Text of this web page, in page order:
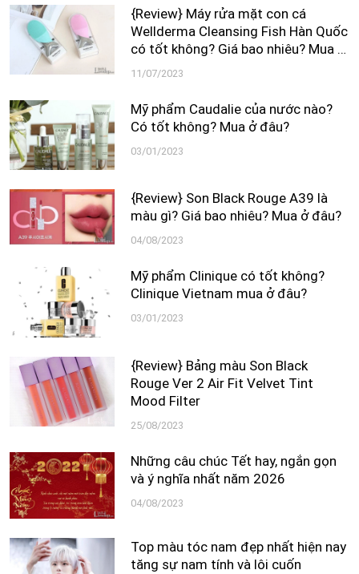
{Review} Máy rửa mặt con cá
Wellderma Cleansing Fish Hàn Quốc
có tốt không? Giá bao nhiêu? Mua ở
đâu chính hãng?
11/07/2023
Mỹ phẩm Caudalie của nước nào?
Có tốt không? Mua ở đâu?
03/01/2023
{Review} Son Black Rouge A39 là
màu gì? Giá bao nhiêu? Mua ở đâu?
04/08/2023
Mỹ phẩm Clinique có tốt không?
Clinique Vietnam mua ở đâu?
03/01/2023
{Review} Bảng màu Son Black
Rouge Ver 2 Air Fit Velvet Tint
Mood Filter
25/08/2023
Những câu chúc Tết hay, ngắn gọn
và ý nghĩa nhất năm 2026
04/08/2023
Top màu tóc nam đẹp nhất hiện nay
tăng sự nam tính và lôi cuốn